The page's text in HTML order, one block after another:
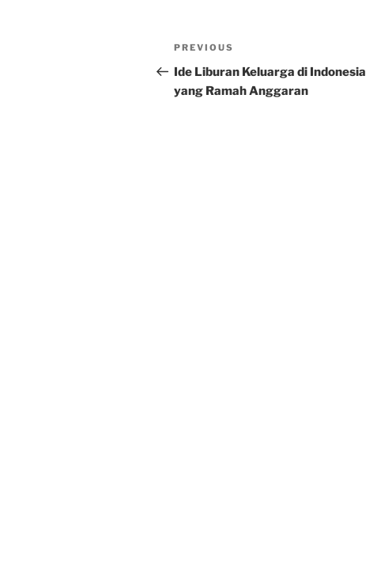
Post
navigation
Previous
Post
PREVIOUS
Ide Liburan Keluarga di Indonesia
yang Ramah Anggaran